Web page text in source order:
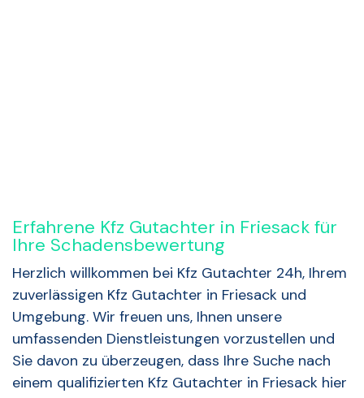
Erfahrene Kfz Gutachter in Friesack für
Ihre Schadensbewertung
Herzlich willkommen bei Kfz Gutachter 24h, Ihrem
zuverlässigen Kfz Gutachter in Friesack und
Umgebung. Wir freuen uns, Ihnen unsere
umfassenden Dienstleistungen vorzustellen und
Sie davon zu überzeugen, dass Ihre Suche nach
einem qualifizierten Kfz Gutachter in Friesack hier